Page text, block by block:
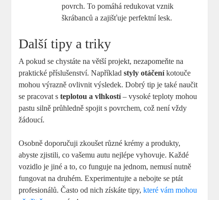
povrch. To pomáhá redukovat vznik
škrábanců a zajišťuje perfektní lesk.
Další tipy a triky
A pokud se chystáte na větší projekt, nezapomeňte na
praktické příslušenství. Napříkladstyly otáčeníkotouče
mohou výrazně ovlivnit výsledek. Dobrý tip je také naučit
se pracovat steplotou a vlhkostí– vysoké teploty mohou
pastu silně průhledně spojit s povrchem, což není vždy
žádoucí.
Osobně doporučuji zkoušet různé krémy a produkty,
abyste zjistili, co vašemu autu nejlépe vyhovuje. Každé
vozidlo je jiné a to, co funguje na jednom, nemusí nutně
fungovat na druhém. Experimentujte a nebojte se ptát
profesionálů. Často od nich získáte tipy,které vám mohou